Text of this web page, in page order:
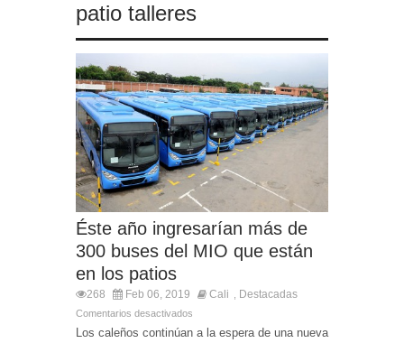
patio talleres
Éste año ingresarían más de
300 buses del MIO que están
en los patios
268 Feb 06, 2019 Cali Destacadas
Comentarios desactivados
Los caleños continúan a la espera de una nueva